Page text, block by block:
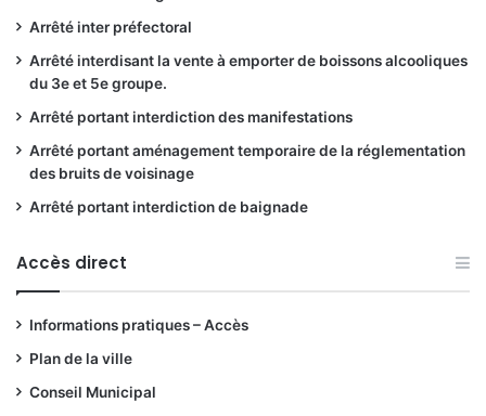
Arrêté inter préfectoral
Arrêté interdisant la vente à emporter de boissons alcooliques
du 3e et 5e groupe.
Arrêté portant interdiction des manifestations
Arrêté portant aménagement temporaire de la réglementation
des bruits de voisinage
Arrêté portant interdiction de baignade
Accès direct
Informations pratiques – Accès
Plan de la ville
Conseil Municipal